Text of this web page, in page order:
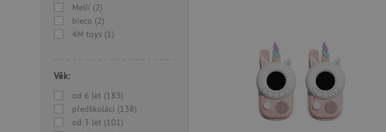
Melii (2)
bieco (2)
4M toys (1)
Věk:
od 6 let (183)
předškoláci (138)
od 3 let (101)